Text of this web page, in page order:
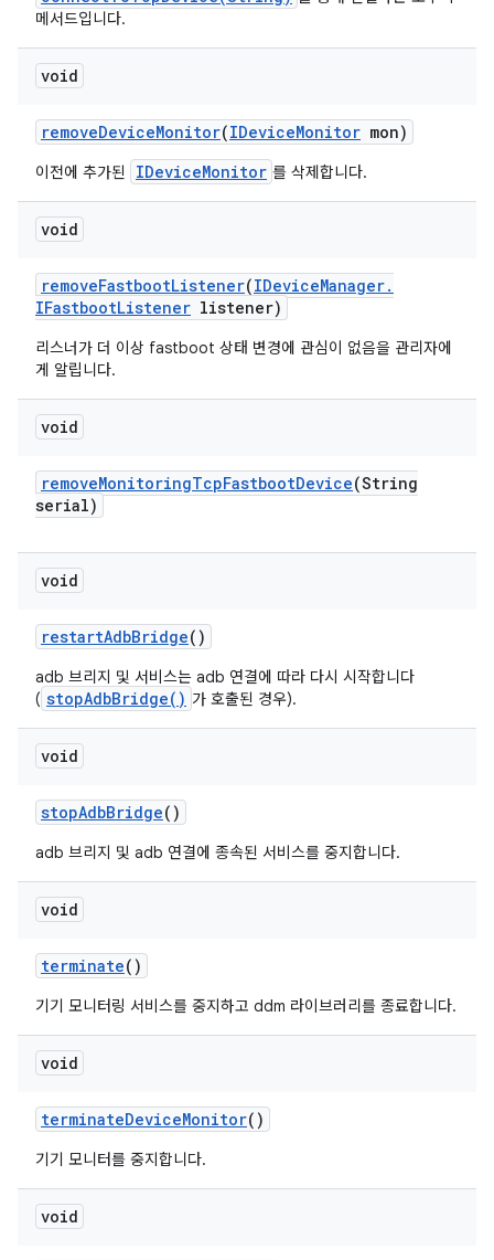
메서드입니다.
void
removeDeviceMonitor(IDeviceMonitor mon)
이전에 추가된 IDeviceMonitor 를 삭제합니다.
void
removeFastbootListener(IDeviceManager.
IFastbootListener listener)
리스너가 더 이상 fastboot 상태 변경에 관심이 없음을 관리자에
게 알립니다.
void
removeMonitoringTcpFastbootDevice(String
serial)
void
restartAdbBridge()
adb 브리지 및 서비스는 adb 연결에 따라 다시 시작합니다
( stopAdbBridge() 가 호출된 경우).
void
stopAdbBridge()
adb 브리지 및 adb 연결에 종속된 서비스를 중지합니다.
void
terminate()
기기 모니터링 서비스를 중지하고 ddm 라이브러리를 종료합니다.
void
terminateDeviceMonitor()
기기 모니터를 중지합니다.
void